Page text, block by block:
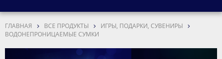
ГЛАВНАЯ ВСЕ ПРОДУКТЫ
ИГРЫ, ПОДАРКИ, СУВЕНИРЫ
ВОДОНЕПРОНИЦАЕМЫЕ СУМКИ